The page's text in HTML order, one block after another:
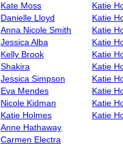
Kate Moss
Danielle Lloyd
Anna Nicole Smith
Jessica Alba
Kelly Brook
Shakira
Jessica Simpson
Eva Mendes
Nicole Kidman
Katie Holmes
Anne Hathaway
Carmen Electra
Katie
Katie
Katie
Katie
Katie
Katie
Katie
Katie
Katie
Katie